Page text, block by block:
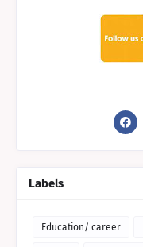
Labels
Education/ career